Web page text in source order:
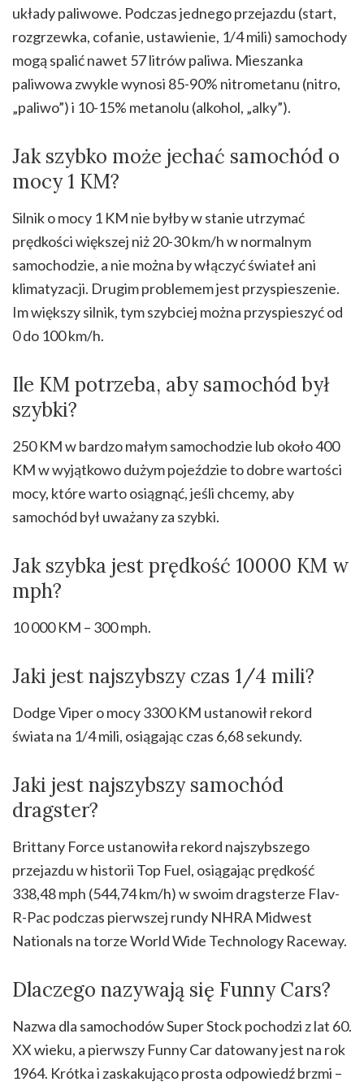
układy paliwowe. Podczas jednego przejazdu (start,
rozgrzewka, cofanie, ustawienie, 1/4 mili) samochody
mogą spalić nawet 57 litrów paliwa. Mieszanka
paliwowa zwykle wynosi 85-90% nitrometanu (nitro,
„paliwo”) i 10-15% metanolu (alkohol, „alky”).
Jak szybko może jechać samochód o
mocy 1 KM?
Silnik o mocy 1 KM nie byłby w stanie utrzymać
prędkości większej niż 20-30 km/h w normalnym
samochodzie, a nie można by włączyć świateł ani
klimatyzacji. Drugim problemem jest przyspieszenie.
Im większy silnik, tym szybciej można przyspieszyć od
0 do 100 km/h.
Ile KM potrzeba, aby samochód był
szybki?
250 KM w bardzo małym samochodzie lub około 400
KM w wyjątkowo dużym pojeździe to dobre wartości
mocy, które warto osiągnąć, jeśli chcemy, aby
samochód był uważany za szybki.
Jak szybka jest prędkość 10000 KM w
mph?
10 000 KM – 300 mph.
Jaki jest najszybszy czas 1/4 mili?
Dodge Viper o mocy 3300 KM ustanowił rekord
świata na 1/4 mili, osiągając czas 6,68 sekundy.
Jaki jest najszybszy samochód
dragster?
Brittany Force ustanowiła rekord najszybszego
przejazdu w historii Top Fuel, osiągając prędkość
338,48 mph (544,74 km/h) w swoim dragsterze Flav-
R-Pac podczas pierwszej rundy NHRA Midwest
Nationals na torze World Wide Technology Raceway.
Dlaczego nazywają się Funny Cars?
Nazwa dla samochodów Super Stock pochodzi z lat 60.
XX wieku, a pierwszy Funny Car datowany jest na rok
1964. Krótka i zaskakująco prosta odpowiedź brzmi –